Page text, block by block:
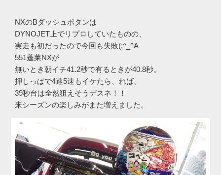
NXのBダッシュボタンは
DYNOJET上でリプロしていたものの、
実走も初だったので今回も失敗(;^_^A
551蓬莱NXが
無いとき朝イチ41.2秒で有るときが40.8秒。
押しっぱで4速5速もイケたら、れば、
39秒台は全然狙えそうデスネ！！
来シーズンの楽しみがまた増えました。